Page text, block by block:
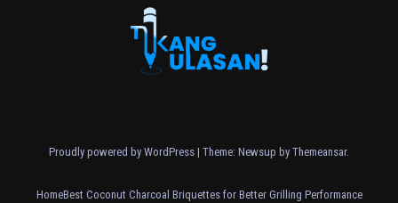
Proudly powered by WordPress | Theme: Newsup by Themeansar.
HomeBest Coconut Charcoal Briquettes for Better Grilling Performance